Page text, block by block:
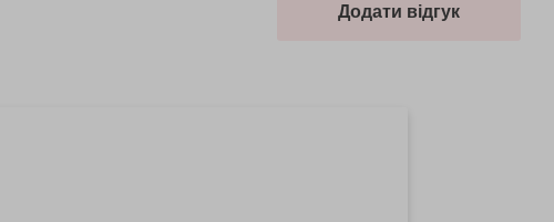
Додати відгук